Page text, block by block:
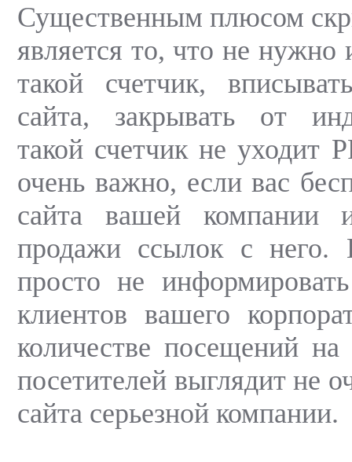
Существенным плюсом
является то, что не нужно
такой счетчик,
сайта, закрывать от
такой счетчик не уходит
очень важно, если вас
сайта вашей компании
продажи ссылок с него.
просто не
клиентов вашего
количестве посещений на
посетителей выглядит не
сайта серьезной компании.